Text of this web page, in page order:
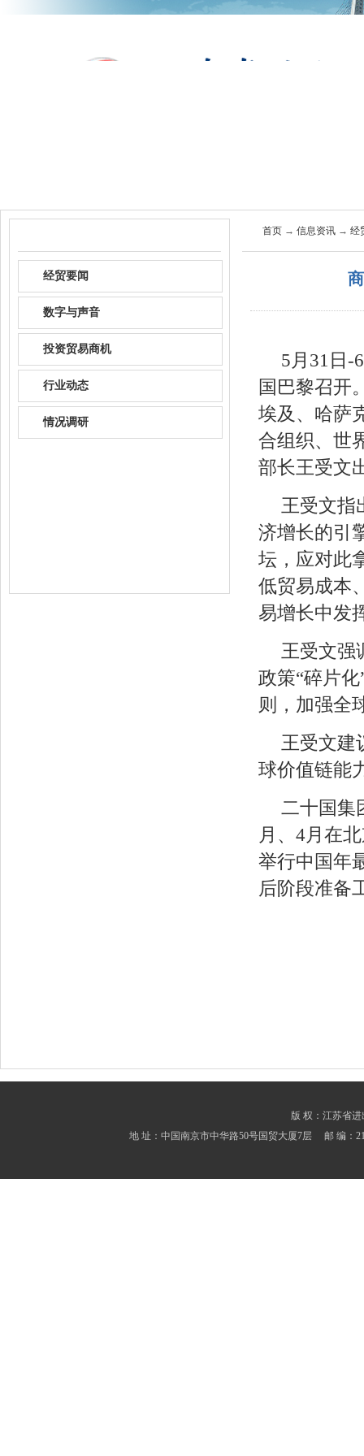
经贸要闻
数字与声音
投资贸易商机
行业动态
情况调研
首页 → 信息资讯 → 经
5月31日-
国巴黎召开
埃及、哈萨
合组织、世
部长王受文
王受文指
济增长的引
坛，应对此
低贸易成本
易增长中发
王受文强
政策“碎片
则，加强全
王受文建
球价值链能
二十国集
月、4月在
举行中国年
后阶段准备
版 权：江苏省
地 址：中国南京市中华路50号国贸大厦7层 邮 编：